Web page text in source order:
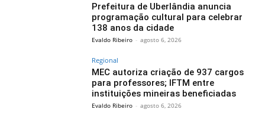
Prefeitura de Uberlândia anuncia
programação cultural para celebrar
138 anos da cidade
Evaldo Ribeiro - agosto 6, 2026
Regional
MEC autoriza criação de 937 cargos
para professores; IFTM entre
instituições mineiras beneficiadas
Evaldo Ribeiro - agosto 6, 2026